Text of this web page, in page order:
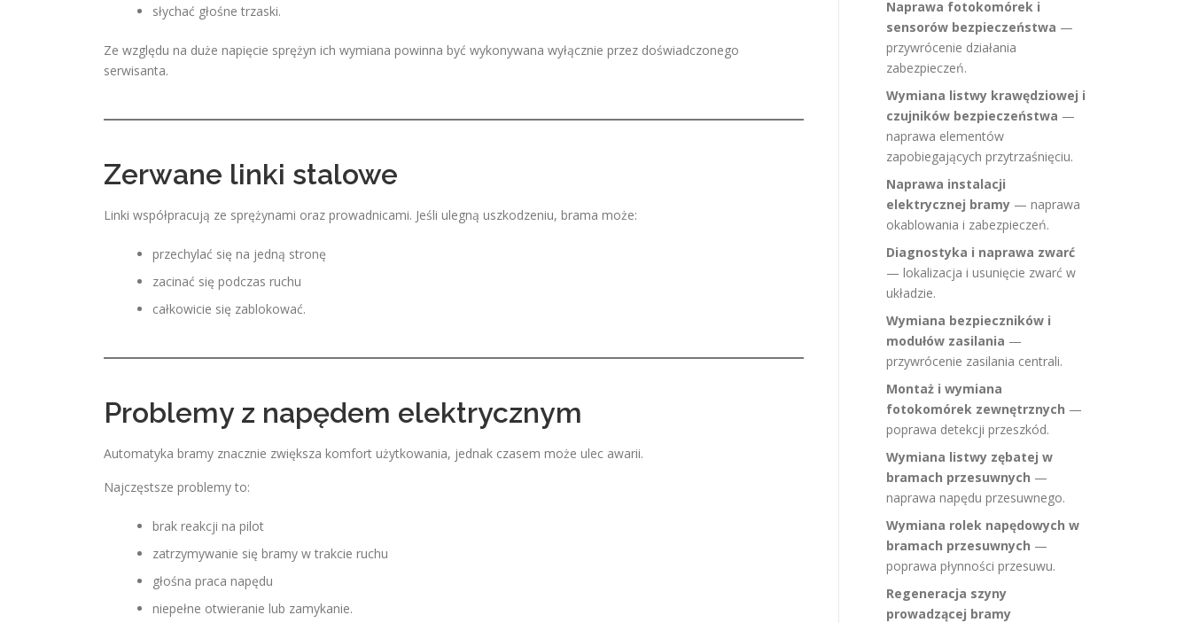
słychać głośne trzaski.
Ze względu na duże napięcie sprężyn ich wymiana powinna być wykonywana wyłącznie przez doświadczonego
serwisanta.
Zerwane linki stalowe
Linki współpracują ze sprężynami oraz prowadnicami. Jeśli ulegną uszkodzeniu, brama może:
przechylać się na jedną stronę
zacinać się podczas ruchu
całkowicie się zablokować.
Problemy z napędem elektrycznym
Automatyka bramy znacznie zwiększa komfort użytkowania, jednak czasem może ulec awarii.
Najczęstsze problemy to:
brak reakcji na pilot
zatrzymywanie się bramy w trakcie ruchu
głośna praca napędu
niepełne otwieranie lub zamykanie.
Naprawa fotokomórek i
sensorów bezpieczeństwa —
przywrócenie działania
zabezpieczeń.
Wymiana listwy krawędziowej i
czujników bezpieczeństwa —
naprawa elementów
zapobiegających przytrzaśnięciu.
Naprawa instalacji
elektrycznej bramy — naprawa
okablowania i zabezpieczeń.
Diagnostyka i naprawa zwarć
— lokalizacja i usunięcie zwarć w
układzie.
Wymiana bezpieczników i
modułów zasilania —
przywrócenie zasilania centrali.
Montaż i wymiana
fotokomórek zewnętrznych —
poprawa detekcji przeszkód.
Wymiana listwy zębatej w
bramach przesuwnych —
naprawa napędu przesuwnego.
Wymiana rolek napędowych w
bramach przesuwnych —
poprawa płynności przesuwu.
Regeneracja szyny
prowadzącej bramy